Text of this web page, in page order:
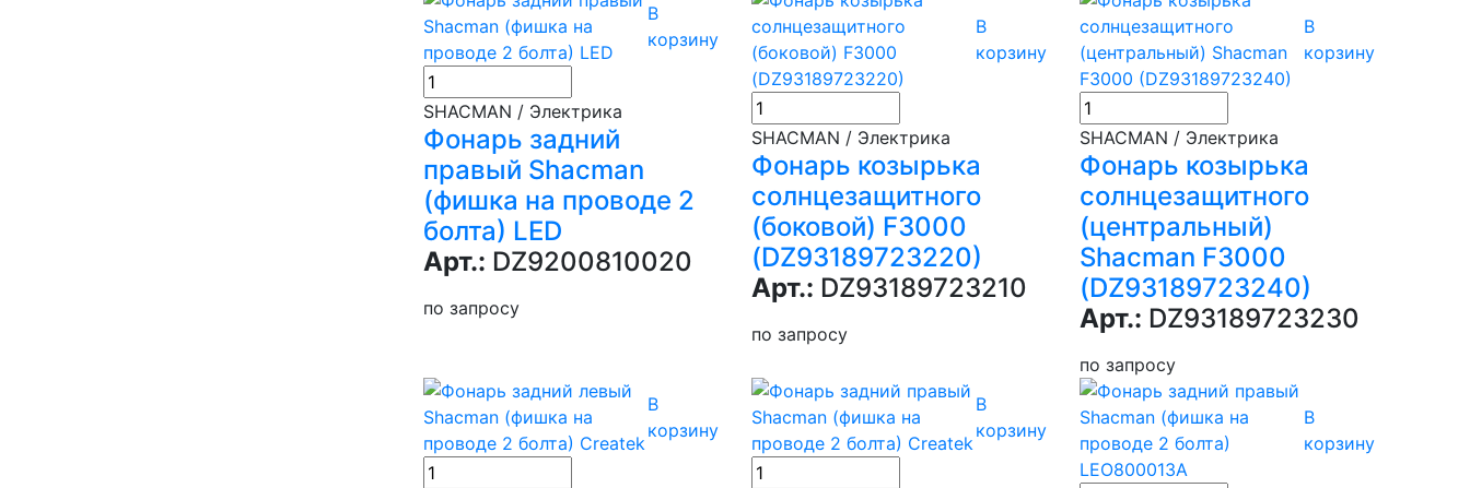
В
корзину
SHACMAN / Электрика
Фонарь задний
правый Shacman
(фишка на проводе 2
болта) LED
Арт.: DZ9200810020
по запросу
В
корзину
SHACMAN / Электрика
Фонарь козырька
солнцезащитного
(боковой) F3000
(DZ93189723220)
Арт.: DZ93189723210
по запросу
В
корзину
SHACMAN / Электрика
Фонарь козырька
солнцезащитного
(центральный)
Shacman F3000
(DZ93189723240)
Арт.: DZ93189723230
по запросу
В
корзину
В
корзину
В
корзину